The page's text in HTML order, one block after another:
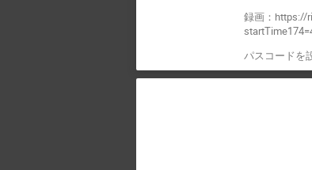
録画：https://
パスコードを